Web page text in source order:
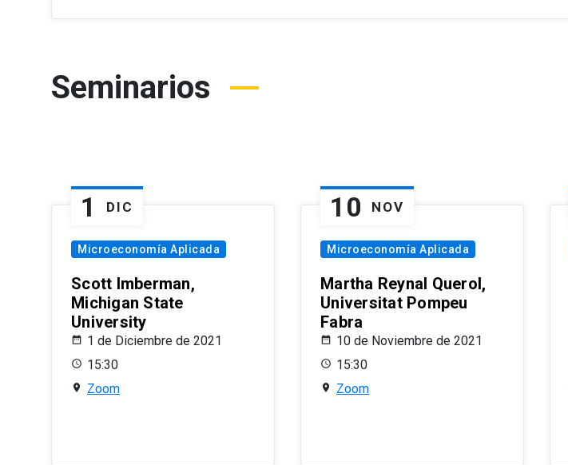
Seminarios
1 DIC
Microeconomía Aplicada
Scott Imberman,
Michigan State
University
1 de Diciembre de 2021
15:30
Zoom
10 NOV
Microeconomía Aplicada
Martha Reynal Querol,
Universitat Pompeu
Fabra
10 de Noviembre de 2021
15:30
Zoom